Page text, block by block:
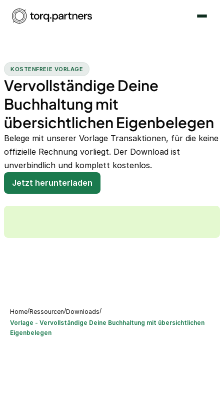
KOSTENFREIE VORLAGE
Vervollständige Deine
Buchhaltung mit
übersichtlichen Eigenbelegen
Belege mit unserer Vorlage Transaktionen, für die keine
offizielle Rechnung vorliegt. Der Download ist
unverbindlich und komplett kostenlos.
Jetzt herunterladen
Home/Ressourcen/Downloads/
Vorlage - Vervollständige Deine Buchhaltung mit übersichtlichen
Eigenbelegen